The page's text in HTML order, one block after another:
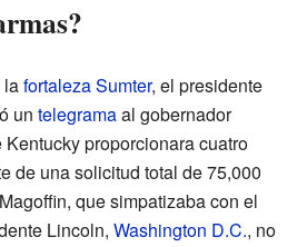
lafortaleza Sumter, el presidente
un telegramaal gobernador
proporcionara cuatro
de una solicitud total de 75,000
que simpatizaba con el
Lincoln, Washington D.C., no